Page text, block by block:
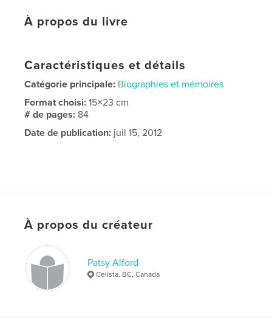
À propos du livre
Caractéristiques et détails
Catégorie principale: Biographies et mémoires
Format choisi:15×23 cm
# de pages: 84
Date de publication: juil 15, 2012
À propos du créateur
Patsy Alford
Celista, BC, Canada